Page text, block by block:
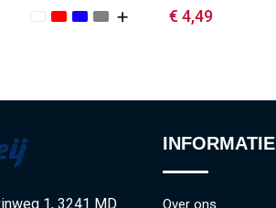
€ 4,49
1, 3241 MD
INFORMATIE
Over ons